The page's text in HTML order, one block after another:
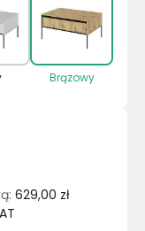
: 629,00 zł
Brązowy